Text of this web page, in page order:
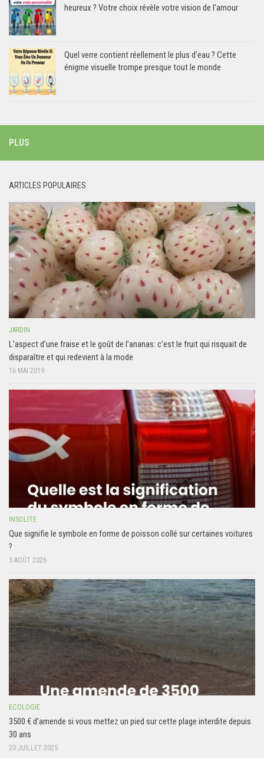
heureux ? Votre choix révèle votre vision de l’amour
Quel verre contient réellement le plus d’eau ? Cette
énigme visuelle trompe presque tout le monde
PLUS
ARTICLES POPULAIRES
JARDIN
L’aspect d’une fraise et le goût de l’ananas: c’est le fruit qui risquait de
disparaître et qui redevient à la mode
16 MAI 2019
INSOLITE
Que signifie le symbole en forme de poisson collé sur certaines voitures
?
5 AOÛT 2026
ECOLOGIE
3500 € d’amende si vous mettez un pied sur cette plage interdite depuis
30 ans
20 JUILLET 2025